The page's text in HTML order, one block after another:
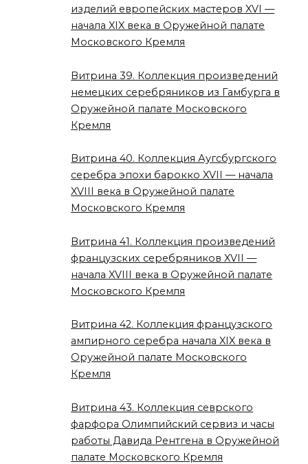
изделий европейских мастеров XVI —
начала XIX века в Оружейной палате
Московского Кремля
Витрина 39. Коллекция произведений
немецких серебряников из Гамбурга в
Оружейной палате Московского
Кремля
Витрина 40. Коллекция Аугсбургского
серебра эпохи барокко XVII — начала
XVIII века в Оружейной палате
Московского Кремля
Витрина 41. Коллекция произведений
французских серебряников XVII —
начала XVIII века в Оружейной палате
Московского Кремля
Витрина 42. Коллекция французского
ампирного серебра начала XIX века в
Оружейной палате Московского
Кремля
Витрина 43. Коллекция севрского
фарфора Олимпийский сервиз и часы
работы Давида Рентгена в Оружейной
палате Московского Кремля